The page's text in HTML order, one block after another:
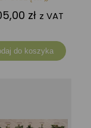
zł z VAT
do koszyka